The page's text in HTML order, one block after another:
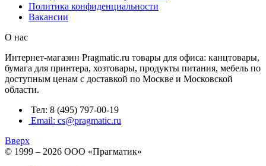
Политика конфиденциальности
Вакансии
О нас
Интернет-магазин Pragmatic.ru товары для офиса: канцтовары,
бумага для принтера, хозтовары, продукты питания, мебель по
доступным ценам с доставкой по Москве и Московской
области.
Тел: 8 (495) 797-00-19
Email: cs@pragmatic.ru
Вверх
© 1999 – 2026 ООО «Прагматик»